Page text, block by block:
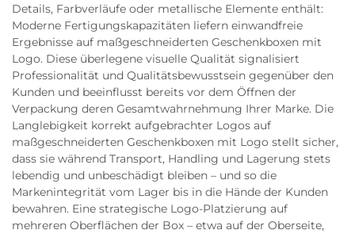
Details, Farbverläufe oder metallische Elemente enthält:
Moderne Fertigungskapazitäten liefern einwandfreie
Ergebnisse auf maßgeschneiderten Geschenkboxen mit
Logo. Diese überlegene visuelle Qualität signalisiert
Professionalität und Qualitätsbewusstsein gegenüber den
Kunden und beeinflusst bereits vor dem Öffnen der
Verpackung deren Gesamtwahrnehmung Ihrer Marke. Die
Langlebigkeit korrekt aufgebrachter Logos auf
maßgeschneiderten Geschenkboxen mit Logo stellt sicher,
dass sie während Transport, Handling und Lagerung stets
lebendig und unbeschädigt bleiben – und so die
Markenintegrität vom Lager bis in die Hände der Kunden
bewahren. Eine strategische Logo-Platzierung auf
mehreren Oberflächen der Box – etwa auf der Oberseite,